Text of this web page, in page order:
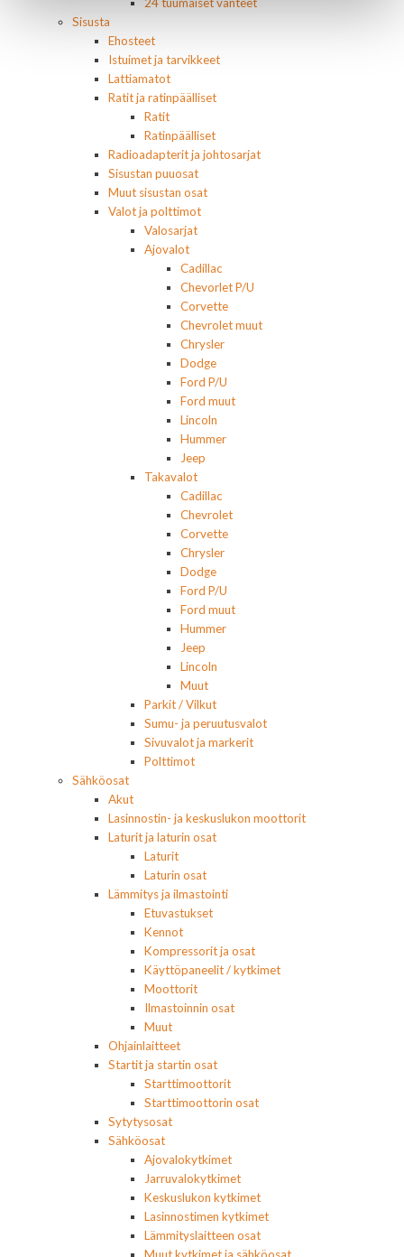
Sisusta
Ehosteet
Istuimet ja tarvikkeet
Lattiamatot
Ratit ja ratinpäälliset
Ratit
Ratinpäälliset
Radioadapterit ja johtosarjat
Sisustan puuosat
Muut sisustan osat
Valot ja polttimot
Valosarjat
Ajovalot
Cadillac
Chevorlet P/U
Corvette
Chevrolet muut
Chrysler
Dodge
Ford P/U
Ford muut
Lincoln
Hummer
Jeep
Takavalot
Cadillac
Chevrolet
Corvette
Chrysler
Dodge
Ford P/U
Ford muut
Hummer
Jeep
Lincoln
Muut
Parkit / Vilkut
Sumu- ja peruutusvalot
Sivuvalot ja markerit
Polttimot
Sähköosat
Akut
Lasinnostin- ja keskuslukon moottorit
Laturit ja laturin osat
Laturit
Laturin osat
Lämmitys ja ilmastointi
Etuvastukset
Kennot
Kompressorit ja osat
Käyttöpaneelit / kytkimet
Moottorit
Ilmastoinnin osat
Muut
Ohjainlaitteet
Startit ja startin osat
Starttimoottorit
Starttimoottorin osat
Sytytysosat
Sähköosat
Ajovalokytkimet
Jarruvalokytkimet
Keskuslukon kytkimet
Lasinnostimen kytkimet
Lämmityslaitteen osat
Muut kytkimet ja sähköosat